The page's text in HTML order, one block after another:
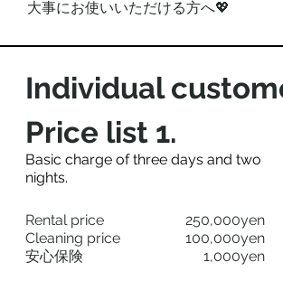
大事にお使いいただける方へ💖
Individual
Price list 1​.
Basic charge of three days and two
nights. ​
250,000yen
100,000yen
1,000yen
Rental price
Cleaning price
安心保険